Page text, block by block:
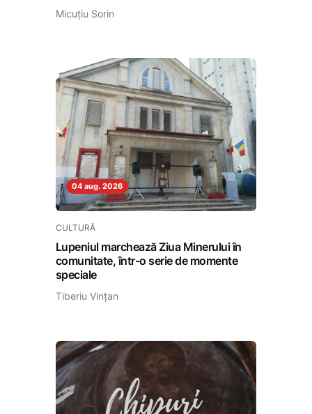
Micuțiu Sorin
04 aug. 2026
CULTURĂ
Lupeniul marchează Ziua Minerului în
comunitate, într-o serie de momente
speciale
Tiberiu Vințan